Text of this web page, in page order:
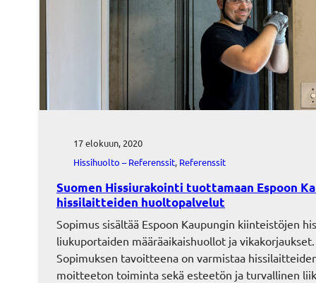
17 elokuun, 2020
Hissihuolto – Referenssit, Referenssit
Suomen Hissiurakointi tuottamaan Espoon
hissilaitteiden huoltopalvelut
Sopimus sisältää Espoon Kaupungin kiinteistöjen
liukuportaiden määräaikaishuollot ja vikakorjaukset.
Sopimuksen tavoitteena on varmistaa
moitteeton toiminta sekä esteetön ja turvallinen